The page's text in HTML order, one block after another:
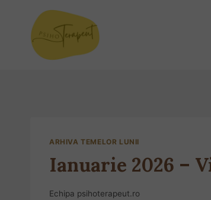
ARHIVA TEMELOR LUNII
Ianuarie 2026 –
Echipa psihoterapeut.ro